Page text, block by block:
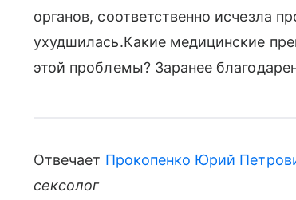
органов, соответственно исчезла
ухудшилась.Какие медицинские
этой проблемы? Заранее
Отвечает Прокопенко Юрий
сексолог